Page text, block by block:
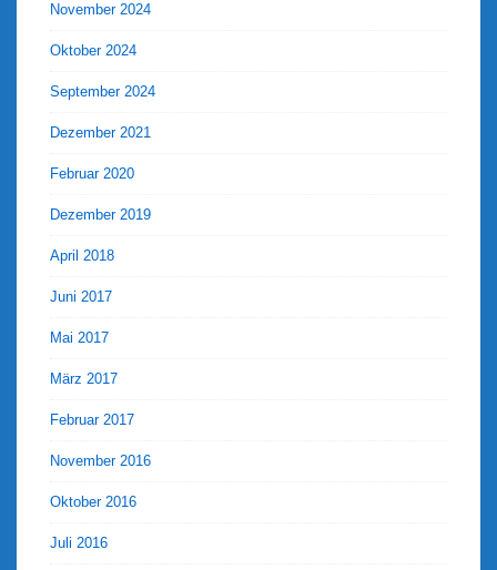
November 2024
Oktober 2024
September 2024
Dezember 2021
Februar 2020
Dezember 2019
April 2018
Juni 2017
Mai 2017
März 2017
Februar 2017
November 2016
Oktober 2016
Juli 2016